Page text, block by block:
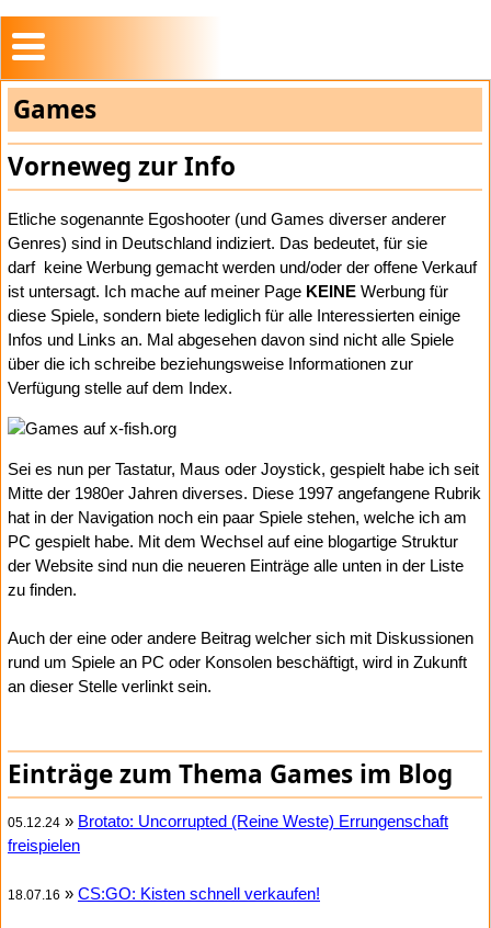
Games
Vorneweg zur Info
Etliche sogenannte Egoshooter (und Games diverser anderer
Genres) sind in Deutschland indiziert. Das bedeutet, für sie
darf keine Werbung gemacht werden und/oder der offene Verkauf
ist untersagt. Ich mache auf meiner Page KEINE Werbung für
diese Spiele, sondern biete lediglich für alle Interessierten einige
Infos und Links an. Mal abgesehen davon sind nicht alle Spiele
über die ich schreibe beziehungsweise Informationen zur
Verfügung stelle auf dem Index.
Sei es nun per Tastatur, Maus oder Joystick, gespielt habe ich seit
Mitte der 1980er Jahren diverses. Diese 1997 angefangene Rubrik
hat in der Navigation noch ein paar Spiele stehen, welche ich am
PC gespielt habe. Mit dem Wechsel auf eine blogartige Struktur
der Website sind nun die neueren Einträge alle unten in der Liste
zu finden.
Auch der eine oder andere Beitrag welcher sich mit Diskussionen
rund um Spiele an PC oder Konsolen beschäftigt, wird in Zukunft
an dieser Stelle verlinkt sein.
Einträge zum Thema Games im Blog
05.12.24 » Brotato: Uncorrupted (Reine Weste) Errungenschaft
freispielen
18.07.16 » CS:GO: Kisten schnell verkaufen!